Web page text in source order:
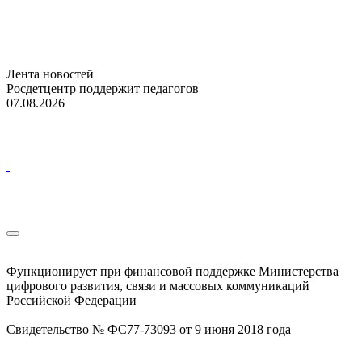
Лента новостей
Росдетцентр поддержит педагогов
07.08.2026
Функционирует при финансовой поддержке Министерства
цифрового развития, связи и массовых коммуникаций
Российской Федерации
Свидетельство № ФС77-73093 от 9 июня 2018 года